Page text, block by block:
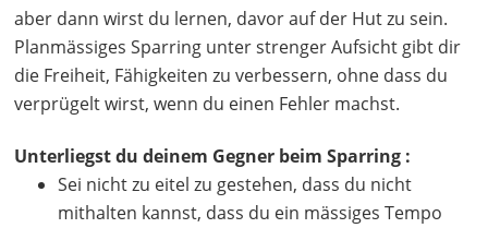
aber dann wirst du lernen, davor auf der Hut zu sein.
Planmässiges Sparring unter strenger Aufsicht gibt dir
die Freiheit, Fähigkeiten zu verbessern, ohne dass du
verprügelt wirst, wenn du einen Fehler machst.
Unterliegst du deinem Gegner beim Sparring :
Sei nicht zu eitel zu gestehen, dass du nicht
mithalten kannst, dass du ein mässiges Tempo